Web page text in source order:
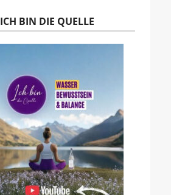
ICH BIN DIE QUELLE